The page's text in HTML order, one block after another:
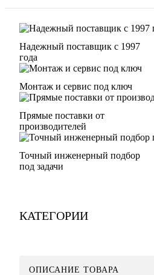
Надежный поставщик с 1997
года
Монтаж и сервис под ключ
Прямые поставки от
производителей
Точный инженерный подбор
под задачи
КАТЕГОРИИ
ОПИСАНИЕ ТОВАРА